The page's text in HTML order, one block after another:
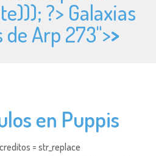
?> Galaxias
Arp 273">>
en Puppis
= str_replace